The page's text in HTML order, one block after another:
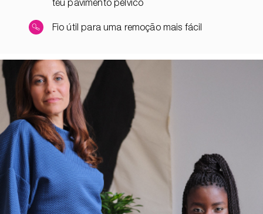
teu pavimento pélvico
Fio útil para uma remoção mais fácil